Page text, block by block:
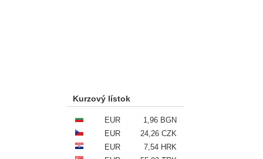
Kurzový lístok
EUR
1,96 BGN
EUR
24,26 CZK
EUR
7,54 HRK